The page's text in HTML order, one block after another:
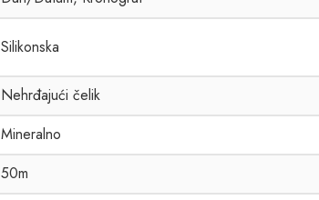
Silikonska
Nehrđajući čelik
Mineralno
50m